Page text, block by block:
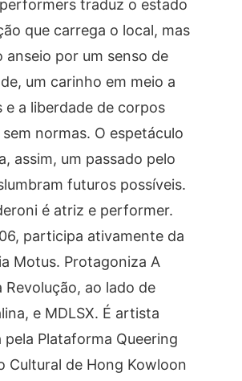
traduz o estado
que carrega o local, mas
anseio por um senso de
um carinho em meio a
e a liberdade de corpos
normas. O espetáculo
assim, um passado pelo
futuros possíveis.
é atriz e performer.
participa ativamente da
Motus. Protagoniza A
Revolução, ao lado de
e MDLSX. É artista
pela Plataforma Queering
Cultural de Hong Kowloon